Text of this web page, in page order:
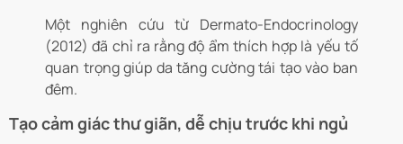
Một nghiên cứu từ Dermato-Endocrinology
(2012) đã chỉ ra rằng độ ẩm thích hợp là yếu tố
quan trọng giúp da tăng cường tái tạo vào ban
đêm.
Tạo cảm giác thư giãn, dễ chịu trước khi ngủ